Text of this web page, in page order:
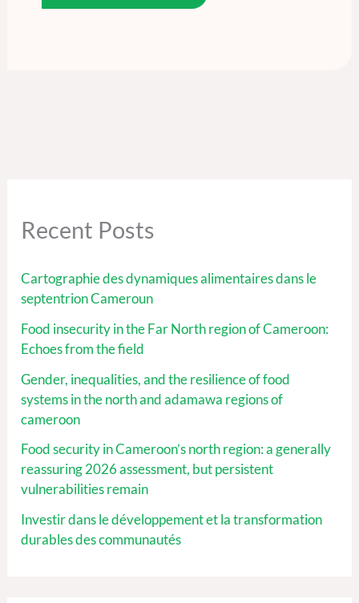
Recent Posts
Cartographie des dynamiques alimentaires dans le
septentrion Cameroun
Food insecurity in the Far North region of Cameroon:
Echoes from the field
Gender, inequalities, and the resilience of food
systems in the north and adamawa regions of
cameroon
Food security in Cameroon’s north region: a generally
reassuring 2026 assessment, but persistent
vulnerabilities remain
Investir dans le développement et la transformation
durables des communautés